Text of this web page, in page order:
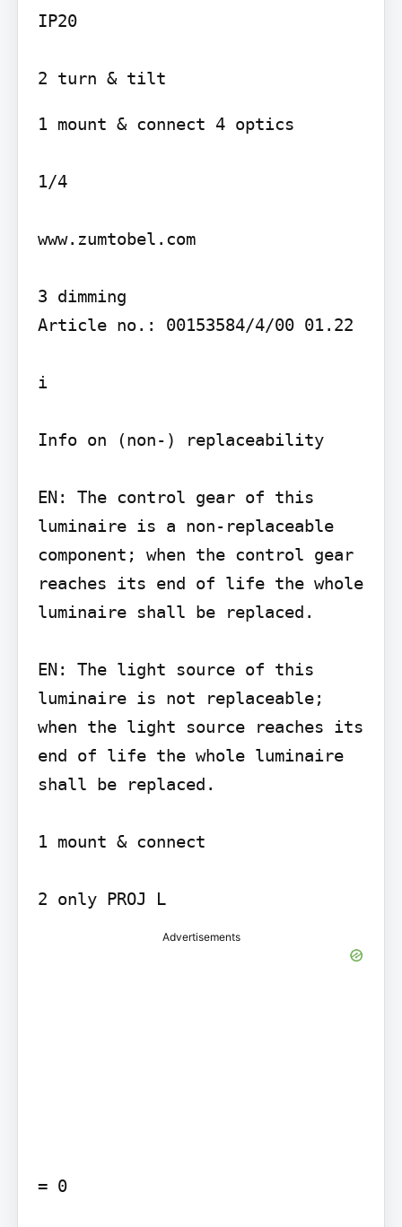
IP20
1 mount & connect 4 optics
1/4
www.zumtobel.com
3 dimming
Article no.: 00153584/4/00 01.22
i
Info on (non-) replaceability
EN: The control gear of this
luminaire is a non-replaceable
component; when the control gear
reaches its end of life the whole
luminaire shall be replaced.
EN: The light source of this
luminaire is not replaceable;
when the light source reaches its
end of life the whole luminaire
shall be replaced.
1 mount & connect
2 only PROJ L
Advertisements
= 0